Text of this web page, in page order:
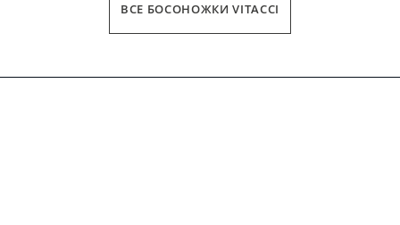
ВСЕ БОСОНОЖКИ VITACCI